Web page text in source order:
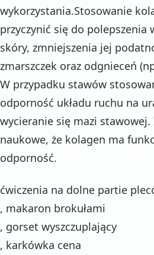
wykorzystania.Stosowanie
przyczynić się do polepszenia
skóry, zmniejszenia jej
zmarszczek oraz odgnieceń
W przypadku stawów
odporność układu ruchu na
wycieranie się mazi
naukowe, że kolagen ma
odporność.
ćwiczenia na dolne partie
, makaron brokułami
, gorset wyszczuplający
, karkówka cena